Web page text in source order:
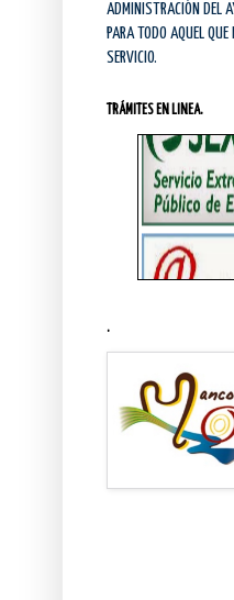
ADMINISTRACIÓN DEL
PARA TODO AQUEL QUE
SERVICIO.
TRÁMITES EN LINEA.
.